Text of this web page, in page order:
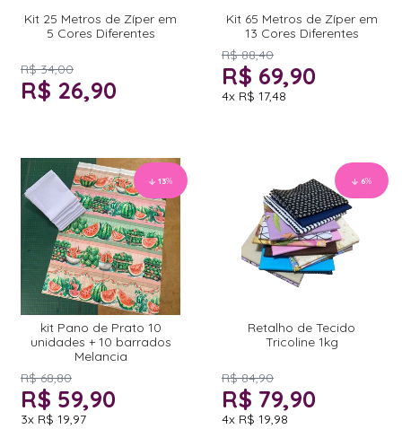
Kit 25 Metros de Zíper em
5 Cores Diferentes
R$ 34,00
R$ 26,90
Kit 65 Metros de Zíper em
13 Cores Diferentes
R$ 88,40
R$ 69,90
4x R$ 17,48
13%
kit Pano de Prato 10
unidades + 10 barrados
Melancia
R$ 68,80
R$ 59,90
3x R$ 19,97
6%
Retalho de Tecido
Tricoline 1kg
R$ 84,90
R$ 79,90
4x R$ 19,98